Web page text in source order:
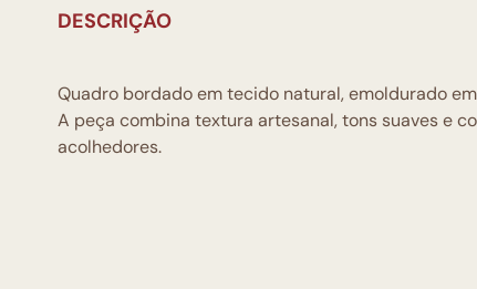
DESCRIÇÃO
Quadro bordado em tecido natural, emoldurado
A peça combina textura artesanal, tons suaves e
acolhedores.